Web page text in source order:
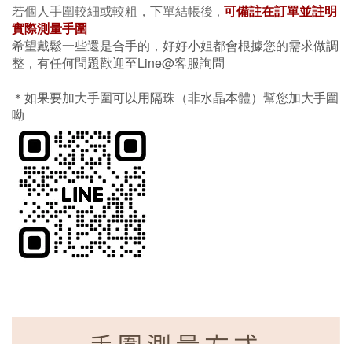
若個人手圍較細或較粗，下單結帳後 ， 可備註在訂單並註明
實際測量手圍
希望戴鬆一些還是合手的，好好小姐都會根據您的需求做調
整，有任何問題歡迎至Line@客服詢問
＊如果要加大手圍可以用隔珠（非水晶本體）幫您加大手圍
呦